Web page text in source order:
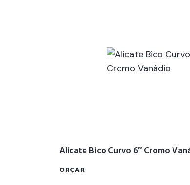
Alicate Bico Curvo 6″ Cromo
ORÇAR